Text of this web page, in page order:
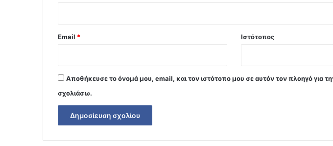
Email * Ιστότοπος
Αποθήκευσε το όνομά μου, email, και τον ιστότοπο μου σε αυτόν τον πλοηγό για
σχολιάσω.